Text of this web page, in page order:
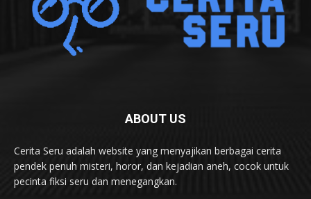
ABOUT US
Cerita Seru adalah website yang menyajikan berbagai cerita
pendek penuh misteri, horor, dan kejadian aneh, cocok untuk
pecinta fiksi seru dan menegangkan.